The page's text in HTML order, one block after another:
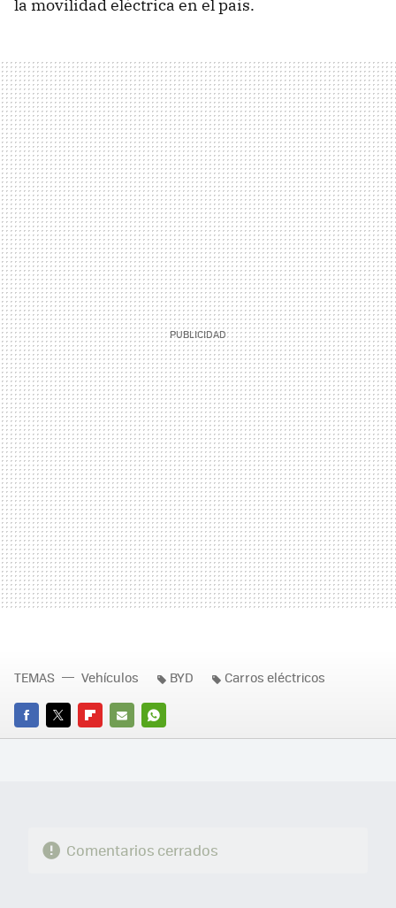
la movilidad eléctrica en el país.
FACEBOOK
TWITTERFLIPBOARD
E-
WHATSAPP
TEMAS Vehículos BYD Carros eléctricos
Comentarios cerrados